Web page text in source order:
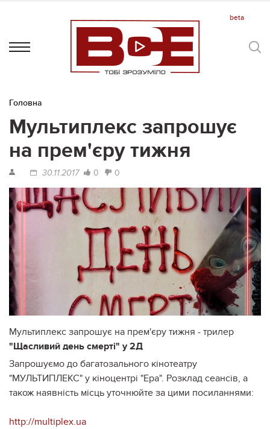
Головна
Мультиплекс запрошує
на прем'єру тижня
30.11.2017 0 0
Мультиплекс запрошує на прем'єру тижня - трилер
"Щасливий день смерті" у 2Д
Запрошуємо до багатозального кінотеатру
"МУЛЬТИПЛЕКС" у кіноцентрі "Ера". Розклад сеансів, а
також наявність місць уточнюйте за цими посиланнями:
http://multiplex.ua